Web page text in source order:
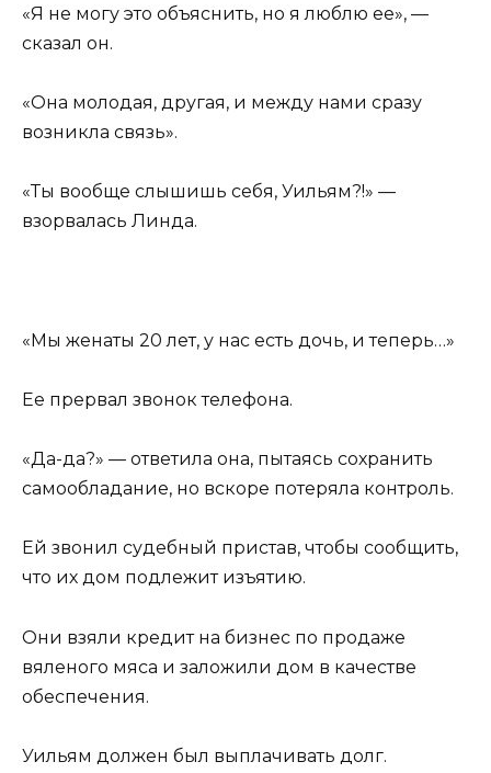
«Я не могу это объяснить, но я люблю ее», —
сказал он.
«Она молодая, другая, и между нами сразу
возникла связь».
«Ты вообще слышишь себя, Уильям?!» —
взорвалась Линда.
«Мы женаты 20 лет, у нас есть дочь, и теперь…»
Ее прервал звонок телефона.
«Да-да?» — ответила она, пытаясь сохранить
самообладание, но вскоре потеряла контроль.
Ей звонил судебный пристав, чтобы сообщить,
что их дом подлежит изъятию.
Они взяли кредит на бизнес по продаже
вяленого мяса и заложили дом в качестве
обеспечения.
Уильям должен был выплачивать долг.